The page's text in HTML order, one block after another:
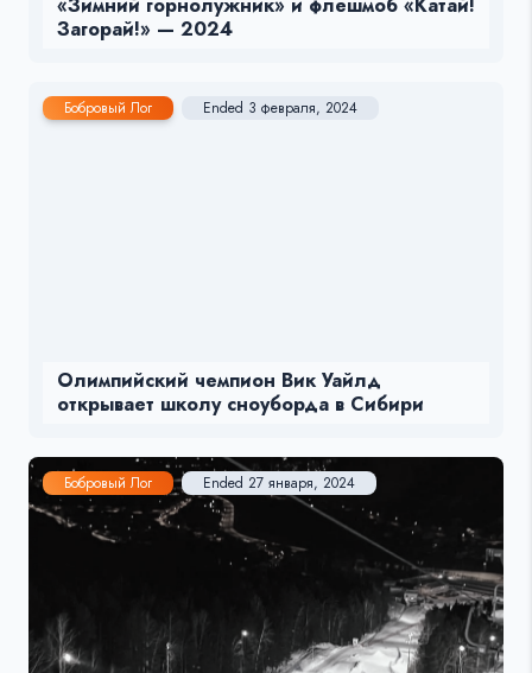
Загорай!» — 2024
Бобровый Лог Ended 3 февраля, 2024
Олимпийский чемпион Вик Уайлд
открывает школу сноуборда в Сибири
Бобровый Лог Ended 27 января, 2024